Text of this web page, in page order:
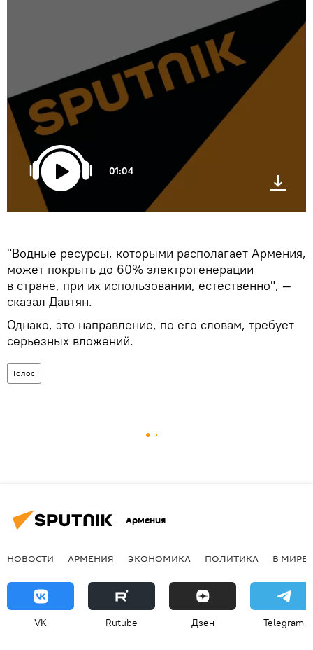
01:04
"Водные ресурсы, которыми располагает Армения,
может покрыть до 60% электрогенерации
в стране, при их использовании, естественно", —
сказал Давтян.
Однако, это направление, по его словам, требует
серьезных вложений.
Голос
Армения
НОВОСТИ АРМЕНИЯ ЭКОНОМИКА ПОЛИТИКА В МИРЕ
VK Rutube Дзен Telegram